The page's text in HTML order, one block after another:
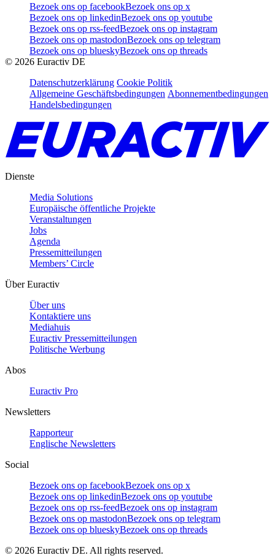
Bezoek ons op facebookBezoek ons op x
Bezoek ons op linkedinBezoek ons op youtube
Bezoek ons op rss-feedBezoek ons op instagram
Bezoek ons op mastodonBezoek ons op telegram
Bezoek ons op blueskyBezoek ons op threads
© 2026 Euractiv DE
Datenschutzerklärung Cookie Politik
Allgemeine Geschäftsbedingungen Abonnementbedingungen
Handelsbedingungen
Dienste
Media Solutions
Europäische öffentliche Projekte
Veranstaltungen
Jobs
Agenda
Pressemitteilungen
Members’ Circle
Über Euractiv
Über uns
Kontaktiere uns
Mediahuis
Euractiv Pressemitteilungen
Politische Werbung
Abos
Euractiv Pro
Newsletters
Rapporteur
Englische Newsletters
Social
Bezoek ons op facebookBezoek ons op x
Bezoek ons op linkedinBezoek ons op youtube
Bezoek ons op rss-feedBezoek ons op instagram
Bezoek ons op mastodonBezoek ons op telegram
Bezoek ons op blueskyBezoek ons op threads
© 2026 Euractiv DE. All rights reserved.